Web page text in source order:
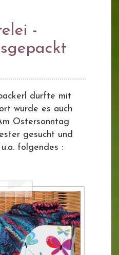
-
durfte mit
wurde es auch
Ostersonntag
gesucht und
folgendes :